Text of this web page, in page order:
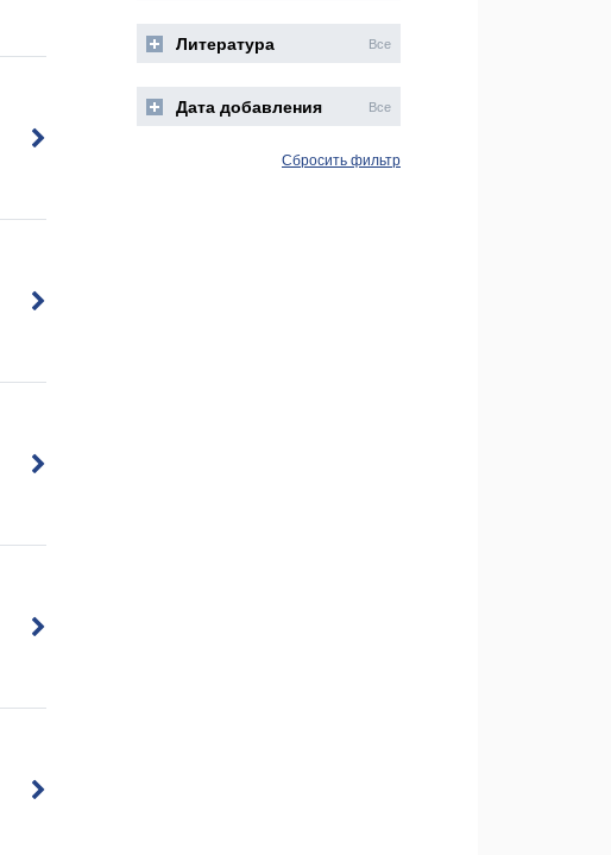
Литература Все
Дата добавления Все
Сбросить фильтр